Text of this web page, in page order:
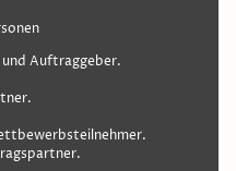
Auftraggeber.